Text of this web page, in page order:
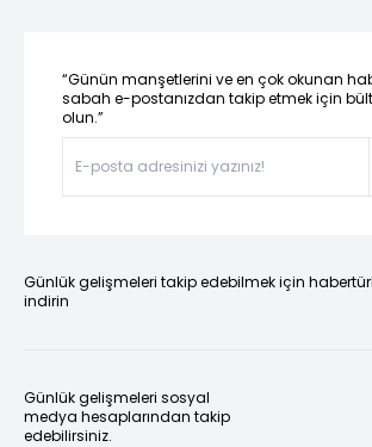
“Günün manşetlerini ve en çok okunan
sabah e-postanızdan takip etmek için
olun.”
Günlük gelişmeleri takip edebilmek için
indirin
Günlük gelişmeleri sosyal
medya hesaplarından takip
edebilirsiniz.